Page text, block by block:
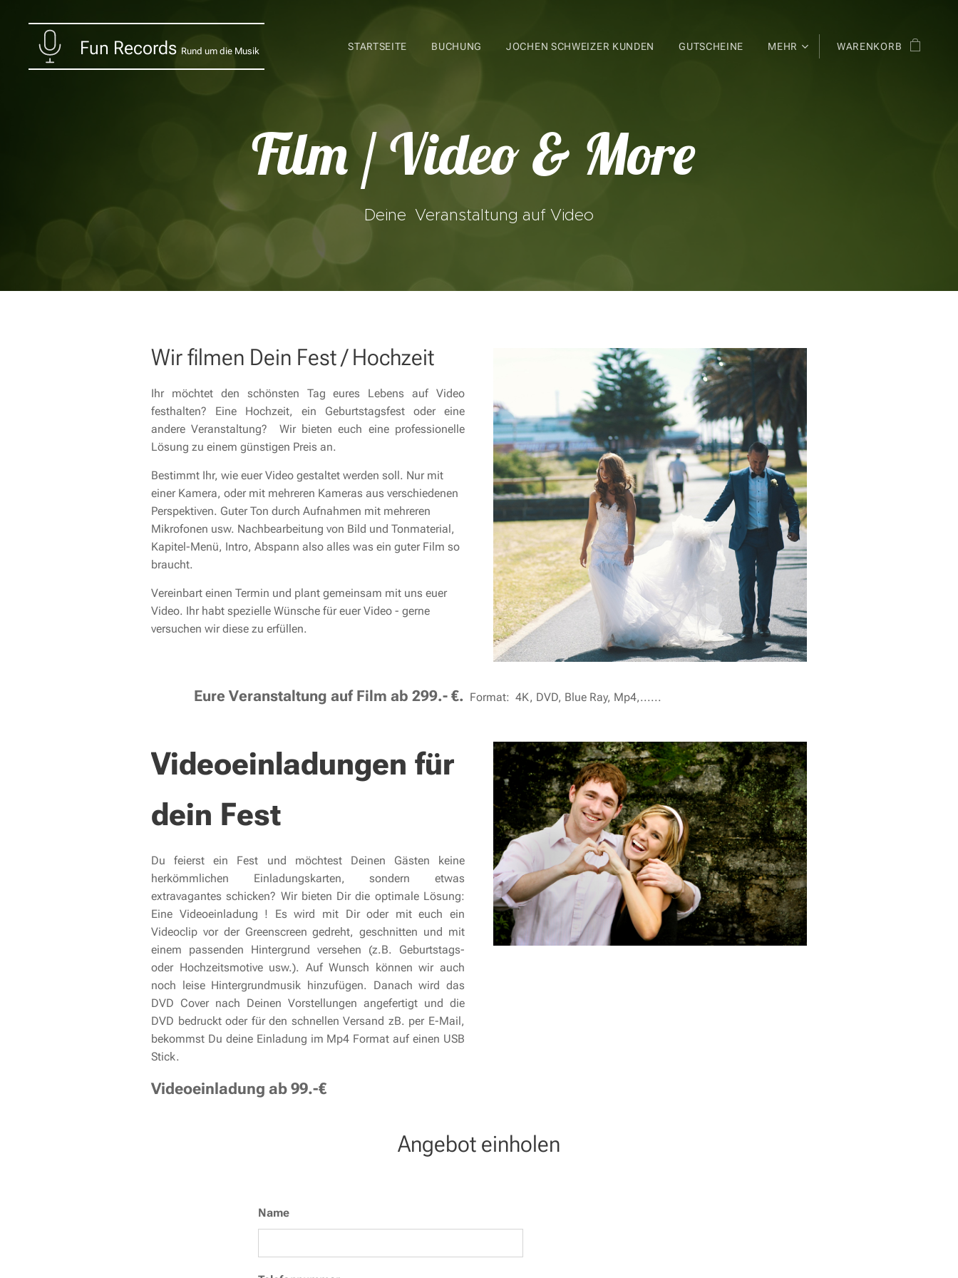
Fun Records Rund um die Musik STARTSEITE BUCHUNG JOCHEN SCHWEIZER KUNDEN GUTSCHEINE MEHR WARENKORB
Film / Video & More
Deine Veranstaltung auf Video
Wir filmen Dein Fest / Hochzeit
Ihr möchtet den schönsten Tag eures Lebens auf Video
festhalten? Eine Hochzeit, ein Geburtstagsfest oder eine
andere Veranstaltung? Wir bieten euch eine professionelle
Lösung zu einem günstigen Preis an.
Bestimmt Ihr, wie euer Video gestaltet werden soll. Nur mit
einer Kamera, oder mit mehreren Kameras aus verschiedenen
Perspektiven. Guter Ton durch Aufnahmen mit mehreren
Mikrofonen usw. Nachbearbeitung von Bild und Tonmaterial,
Kapitel-Menü, Intro, Abspann also alles was ein guter Film so
braucht.
Vereinbart einen Termin und plant gemeinsam mit uns euer
Video. Ihr habt spezielle Wünsche für euer Video - gerne
versuchen wir diese zu erfüllen.
Eure Veranstaltung auf Film ab 299.- €. Format: 4K, DVD, Blue Ray, Mp4,......
Videoeinladungen für
dein Fest
Du feierst ein Fest und möchtest Deinen Gästen keine
herkömmlichen Einladungskarten, sondern etwas
extravagantes schicken? Wir bieten Dir die optimale Lösung:
Eine Videoeinladung ! Es wird mit Dir oder mit euch ein
Videoclip vor der Greenscreen gedreht, geschnitten und mit
einem passenden Hintergrund versehen (z.B. Geburtstags-
oder Hochzeitsmotive usw.). Auf Wunsch können wir auch
noch leise Hintergrundmusik hinzufügen. Danach wird das
DVD Cover nach Deinen Vorstellungen angefertigt und die
DVD bedruckt oder für den schnellen Versand zB. per E-Mail,
bekommst Du deine Einladung im Mp4 Format auf einen USB
Stick.
Videoeinladung ab 99.-€
Angebot einholen
Name